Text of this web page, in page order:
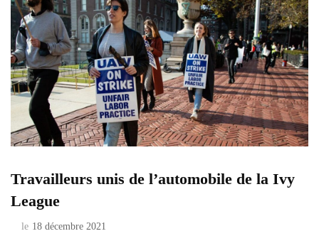
Travailleurs unis de l’automobile de la Ivy
League
le 18 décembre 2021